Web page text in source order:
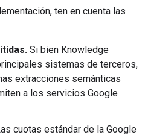
ten en cuenta las
Si bien Knowledge
sistemas de terceros,
extracciones semánticas
a los servicios Google
cuotas estándar de la Google